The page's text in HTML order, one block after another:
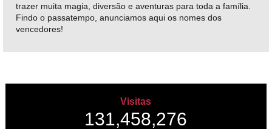
trazer muita magia, diversão e aventuras para toda a família.
Findo o passatempo, anunciamos aqui os nomes dos
vencedores!
Visitas
131,458,276